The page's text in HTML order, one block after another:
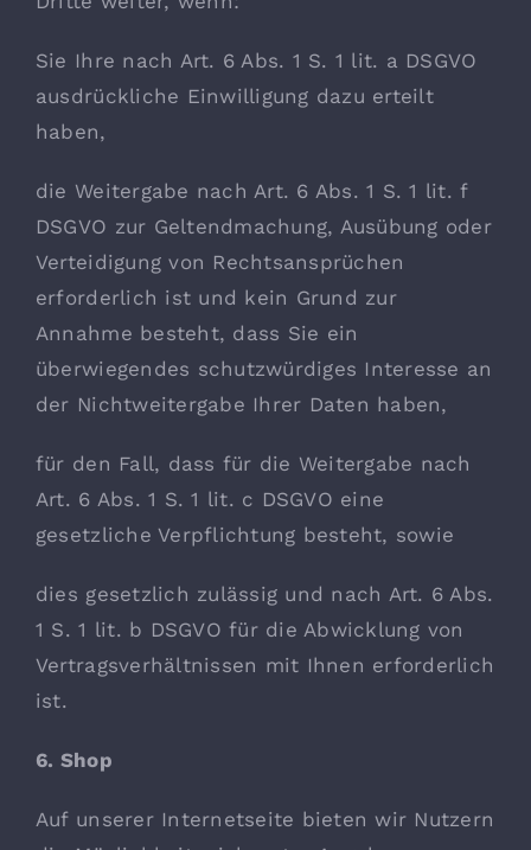
Sie Ihre nach Art. 6 Abs. 1 S. 1 lit. a DSGVO
ausdrückliche Einwilligung dazu erteilt
haben,
die Weitergabe nach Art. 6 Abs. 1 S. 1 lit. f
DSGVO zur Geltendmachung, Ausübung oder
Verteidigung von Rechtsansprüchen
erforderlich ist und kein Grund zur
Annahme besteht, dass Sie ein
überwiegendes schutzwürdiges Interesse an
der Nichtweitergabe Ihrer Daten haben,
für den Fall, dass für die Weitergabe nach
Art. 6 Abs. 1 S. 1 lit. c DSGVO eine
gesetzliche Verpflichtung besteht, sowie
dies gesetzlich zulässig und nach Art. 6 Abs.
1 S. 1 lit. b DSGVO für die Abwicklung von
Vertragsverhältnissen mit Ihnen erforderlich
ist.
6. Shop
Auf unserer Internetseite bieten wir Nutzern